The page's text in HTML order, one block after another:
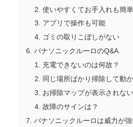
使いやすくてお手入れも簡単
アプリで操作も可能
ゴミの取りこぼしがない
パナソニックルーロのQ&A
充電できないのは何故？
同じ場所ばかり掃除して動
お掃除マップが表示されな
故障のサインは？
パナソニックルーロは威力が